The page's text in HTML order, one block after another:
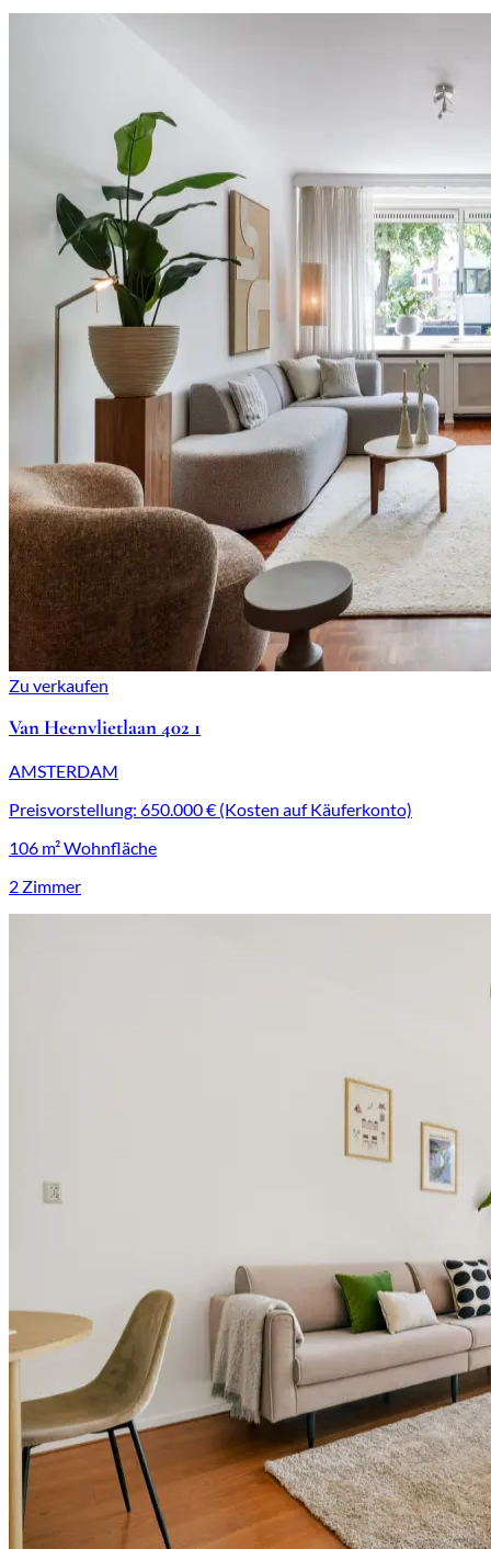
Zu verkaufen
Van Heenvlietlaan 402 1
AMSTERDAM
Preisvorstellung: 650.000 € (Kosten auf Käuferkonto)
106 m² Wohnfläche
2 Zimmer